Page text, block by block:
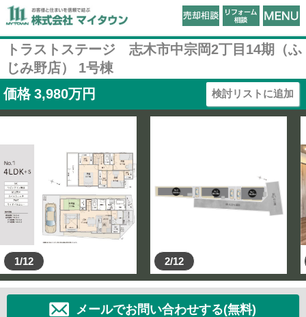
トラストステージ 志木市中宗岡2丁目14期（ふ
じみ野店） 1号棟
価格 3,980万円 検討リストに追加
1/12 2/12
メールでお問い合わせする(無料)